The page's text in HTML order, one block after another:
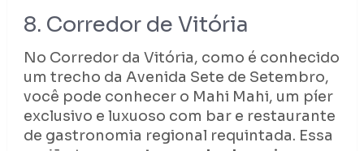
8. Corredor de Vitória
No Corredor da Vitória, como é conhecido
um trecho da Avenida Sete de Setembro,
você pode conhecer o Mahi Mahi, um píer
exclusivo e luxuoso com bar e restaurante
de gastronomia regional requintada. Essa